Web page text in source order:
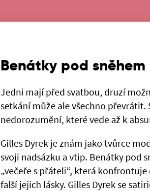
Benátky pod sněhem
Jedni mají před svatbou, druzí
setkání může ale všechno
nedorozumění, které vede až k
Gilles Dyrek je znám jako tvůrce
svoji nadsázku a vtip. Benátky pod
„večeře s přáteli“, která
falší jejich lásky. Gilles Dyrek se